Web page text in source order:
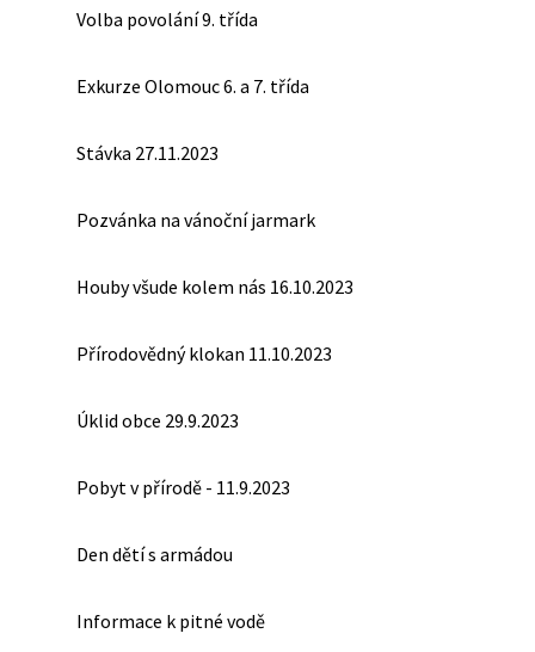
Volba povolání 9. třída
Exkurze Olomouc 6. a 7. třída
Stávka 27.11.2023
Pozvánka na vánoční jarmark
Houby všude kolem nás 16.10.2023
Přírodovědný klokan 11.10.2023
Úklid obce 29.9.2023
Pobyt v přírodě - 11.9.2023
Den dětí s armádou
Informace k pitné vodě